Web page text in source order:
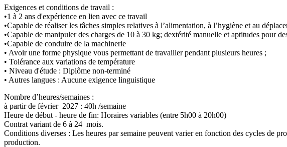
Exigences et conditions de travail :
•1 à 2 ans d'expérience en lien avec ce travail
•Capable de réaliser les tâches simples relatives à l’alimentation, à l’hygiène et au
•Capable de manipuler des charges de 10 à 30 kg; dextérité manuelle et aptitudes pour
•Capable de conduire de la machinerie
• Avoir une forme physique vous permettant de travailler pendant plusieurs heures ;
• Tolérance aux variations de température
• Niveau d'étude : Diplôme non-terminé
• Autres langues : Aucune exigence linguistique
Nombre d’heures/semaines :
à partir de février 2027 : 40h /semaine
Heure de début - heure de fin: Horaires variables (entre 5h00 à 20h00)
Contrat variant de 6 à 24 mois.
Conditions diverses : Les heures par semaine peuvent varier en fonction des cycles de